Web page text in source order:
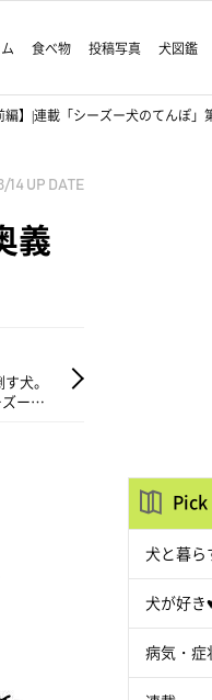
食べ物 投稿写真 犬図鑑
】|連載「シーズー犬のてんぽ」
14 UP DATE
義
犬。
ー犬
犬と暮ら
犬が好き
病気・症